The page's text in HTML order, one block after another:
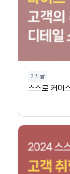
게시글
스스로 커머